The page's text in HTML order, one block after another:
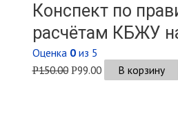
Конспект по
расчётам КБЖУ
Оценка 0из 5
Р150.00 Р99.00 В корзину